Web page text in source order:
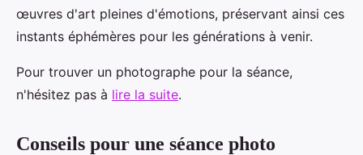
œuvres d'art pleines d'émotions, préservant ainsi ces
instants éphémères pour les générations à venir.
Pour trouver un photographe pour la séance,
n'hésitez pas à lire la suite.
Conseils pour une séance photo